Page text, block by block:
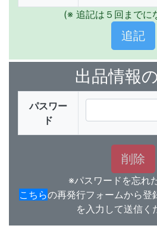
(※ 追記は５回までに
出品情報
パスワー
ド
※パスワードを忘れ
こちらの再発行フォームから登
を入力して送信く